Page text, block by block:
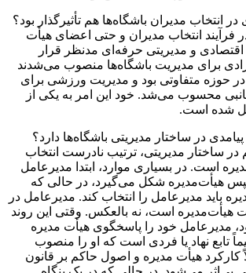
در انتخاب مدیران باشگاه‌ها هم تأثیرگذار بود؟
در فرآیند انتخاب مدیران و حتی اعضای هیأت
و مدیریتی حرفه‌ای مدنظر قرار
برای مدیریت باشگاه‌ها منصوب می‌شدند
حوزه‌ متفاوتی بود و مدیریت ورزشی برای
محسوب می‌شد. خود این امر به یکی از
شده است.
در ساختار مدیریتی باشگاه‌ها دارد؟
ساختار مدیریتی، ترتیب نادرست انتخاب
است. در بسیاری موارد، ابتدا مدیرعامل
هیأت‌مدیره شکل می‌گیرد، در حالی که
باید مدیرعامل را انتخاب کند. مدیرعامل در
هیأت‌مدیره است، نه بالعکس. وقتی این روند
خود را پاسخگوی هیأت مدیره
تابع نهاد یا فردی است که او را منصوب
کارکرد هیأت مدیره و اصول حاکم بر قانون